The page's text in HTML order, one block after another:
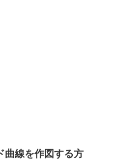
曲線を作図する方